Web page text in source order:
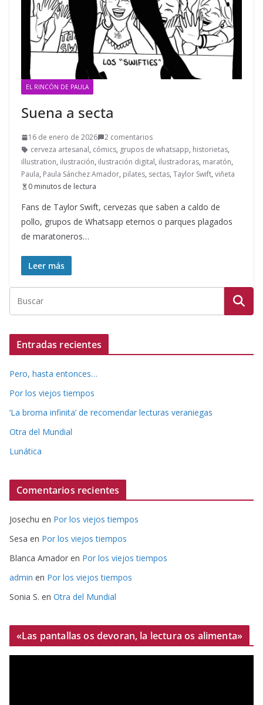
EL RINCÓN DE PAULA
Suena a secta
16 de enero de 2026
2 comentarios
cerveza artesanal, cómics, grupos de whatsapp, historietas,
illustration, ilustración, ilustración digital, ilustradoras, maratón,
Paula, Paula Sánchez Amador, pilates, sectas, Taylor Swift, viñeta
0 minutos de lectura
Fans de Taylor Swift, cervezas que saben a caldo de
pollo, grupos de Whatsapp eternos o parques plagados
de maratoneros…
Leer más
Entradas recientes
Pero, hasta entonces…
Por los viejos tiempos
‘La broma infinita’ de recomendar lecturas veraniegas
Otra del Mundial
Lunática
Comentarios recientes
Josechu en Por los viejos tiempos
Sesa en Por los viejos tiempos
Blanca Amador en Por los viejos tiempos
admin en Por los viejos tiempos
Sonia S. en Otra del Mundial
«Las pantallas os devoran, la lectura os alimenta»